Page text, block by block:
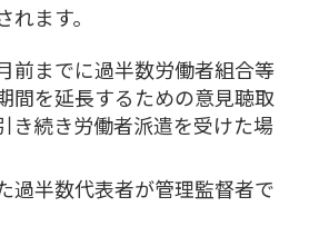
ます。
前までに過半数労働者組合等
間を延長するための意見聴取
き続き労働者派遣を受けた場
過半数代表者が管理監督者で